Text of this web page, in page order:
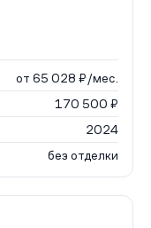
от 65 028 ₽/мес.
170 500 ₽
2024
без отделки